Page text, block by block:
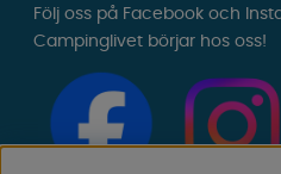
Följ oss på Facebook och
Campinglivet börjar hos oss!